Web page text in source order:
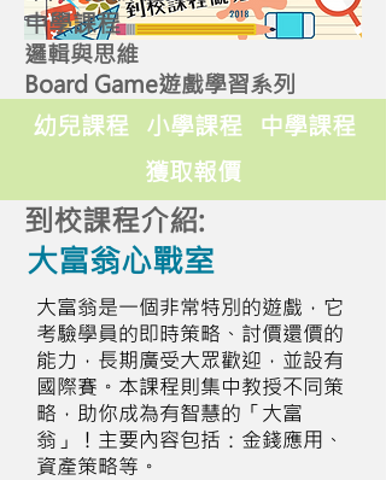
中學課程
邏輯與思維
Board Game遊戲學習系列
幼兒課程 小學課程
中學課程
獲取報價
到校課程介紹:
大富翁心戰室
大富翁是一個非常特別的遊戲，它
考驗學員的即時策略、討價還價的
能力，長期廣受大眾歡迎，並設有
國際賽。本課程則集中教授不同策
略，助你成為有智慧的「大富
翁」！主要內容包括：金錢應用、
資產策略等。